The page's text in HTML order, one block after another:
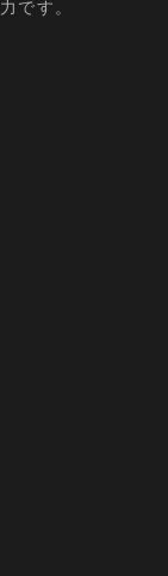
です。